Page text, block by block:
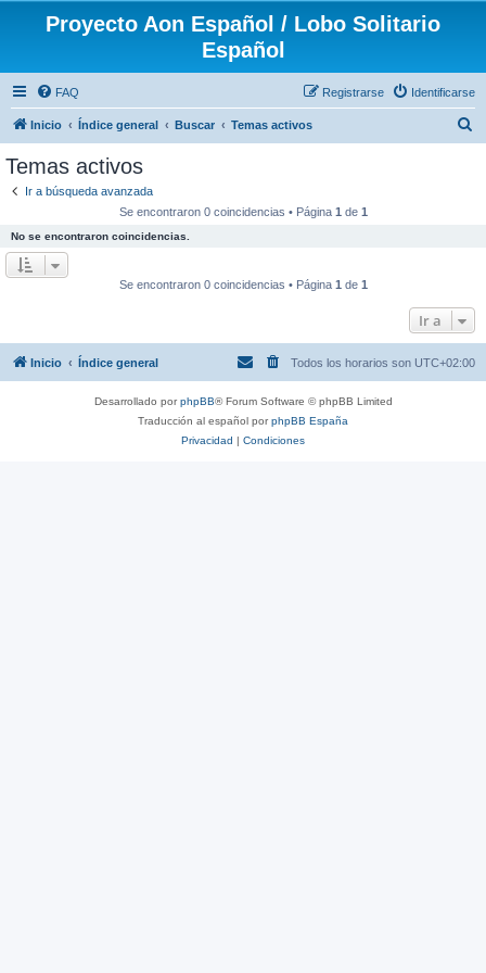
Proyecto Aon Español / Lobo Solitario
Español
FAQ Identificarse
Registrarse
Inicio Índice general Buscar Temas activos
Temas activos
Ir a búsqueda avanzada
Se encontraron 0 coincidencias • Página 1 de 1
No se encontraron coincidencias.
Se encontraron 0 coincidencias • Página 1 de 1
Ir a
Inicio Índice general Todos los horarios son UTC+02:00
Desarrollado porphpBB® Forum Software © phpBB Limited
Traducción al español porphpBB España
Privacidad | Condiciones